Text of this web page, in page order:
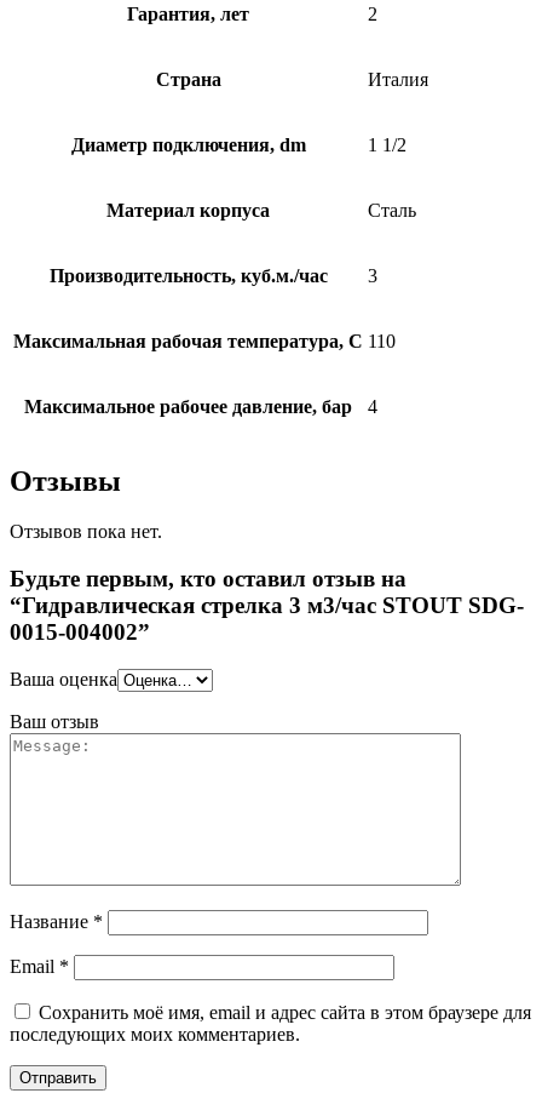
Гарантия, лет 2
Страна Италия
Диаметр подключения, dm 1 1/2
Материал корпуса Сталь
Производительность, куб.м./час 3
Максимальная рабочая температура, C 110
Максимальное рабочее давление, бар 4
Отзывы
Отзывов пока нет.
Будьте первым, кто оставил отзыв на
“Гидравлическая стрелка 3 м3/час STOUT SDG-
0015-004002”
Ваша оценка
Ваш отзыв
Название *
Email *
Сохранить моё имя, email и адрес сайта в этом браузере для
последующих моих комментариев.